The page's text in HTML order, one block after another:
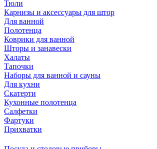
Тюли
Карнизы и аксессуары для штор
Для ванной
Полотенца
Коврики для ванной
Шторы и занавески
Халаты
Тапочки
Наборы для ванной и сауны
Для кухни
Скатерти
Кухонные полотенца
Салфетки
Фартуки
Прихватки